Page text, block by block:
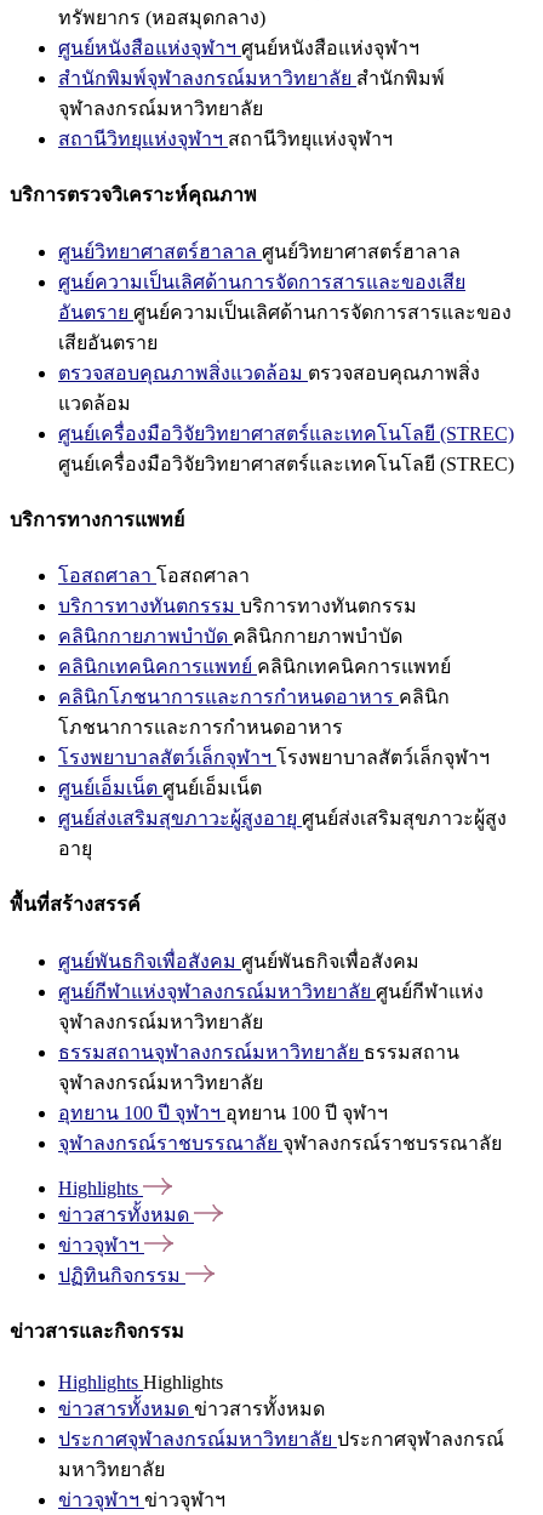
ทรัพยากร (หอสมุดกลาง)
ศูนย์หนังสือแห่งจุฬาฯ ศูนย์หนังสือแห่งจุฬาฯ
สำนักพิมพ์จุฬาลงกรณ์มหาวิทยาลัย สำนักพิมพ์
จุฬาลงกรณ์มหาวิทยาลัย
สถานีวิทยุแห่งจุฬาฯ สถานีวิทยุแห่งจุฬาฯ
บริการตรวจวิเคราะห์คุณภาพ
ศูนย์วิทยาศาสตร์ฮาลาล ศูนย์วิทยาศาสตร์ฮาลาล
ศูนย์ความเป็นเลิศด้านการจัดการสารและของเสีย
อันตราย ศูนย์ความเป็นเลิศด้านการจัดการสารและของ
เสียอันตราย
ตรวจสอบคุณภาพสิ่งแวดล้อม ตรวจสอบคุณภาพสิ่ง
แวดล้อม
ศูนย์เครื่องมือวิจัยวิทยาศาสตร์และเทคโนโลยี (STREC)
ศูนย์เครื่องมือวิจัยวิทยาศาสตร์และเทคโนโลยี (STREC)
บริการทางการแพทย์
โอสถศาลา โอสถศาลา
บริการทางทันตกรรม บริการทางทันตกรรม
คลินิกกายภาพบำบัด คลินิกกายภาพบำบัด
คลินิกเทคนิคการแพทย์ คลินิกเทคนิคการแพทย์
คลินิกโภชนาการและการกำหนดอาหาร คลินิก
โภชนาการและการกำหนดอาหาร
โรงพยาบาลสัตว์เล็กจุฬาฯ โรงพยาบาลสัตว์เล็กจุฬาฯ
ศูนย์เอ็มเน็ต ศูนย์เอ็มเน็ต
ศูนย์ส่งเสริมสุขภาวะผู้สูงอายุ ศูนย์ส่งเสริมสุขภาวะผู้สูง
อายุ
พื้นที่สร้างสรรค์
ศูนย์พันธกิจเพื่อสังคม ศูนย์พันธกิจเพื่อสังคม
ศูนย์กีฬาแห่งจุฬาลงกรณ์มหาวิทยาลัย ศูนย์กีฬาแห่ง
จุฬาลงกรณ์มหาวิทยาลัย
ธรรมสถานจุฬาลงกรณ์มหาวิทยาลัย ธรรมสถาน
จุฬาลงกรณ์มหาวิทยาลัย
อุทยาน 100 ปี จุฬาฯ อุทยาน 100 ปี จุฬาฯ
จุฬาลงกรณ์ราชบรรณาลัย จุฬาลงกรณ์ราชบรรณาลัย
Highlights
ข่าวสารทั้งหมด
ข่าวจุฬาฯ
ปฏิทินกิจกรรม
ข่าวสารและกิจกรรม
Highlights Highlights
ข่าวสารทั้งหมด ข่าวสารทั้งหมด
ประกาศจุฬาลงกรณ์มหาวิทยาลัย ประกาศจุฬาลงกรณ์
มหาวิทยาลัย
ข่าวจุฬาฯ ข่าวจุฬาฯ